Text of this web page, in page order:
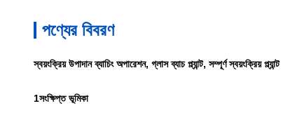
পণ্যের বিবরণ
স্বয়ংক্রিয় উপাদান ব্যাচিং অপারেশন, গ্লাস ব্যাচ প্ল্যান্ট, সম্পূর্ণ স্বয়ংক্রিয় প্ল্যান্ট
1সংক্ষিপ্ত ভূমিকা